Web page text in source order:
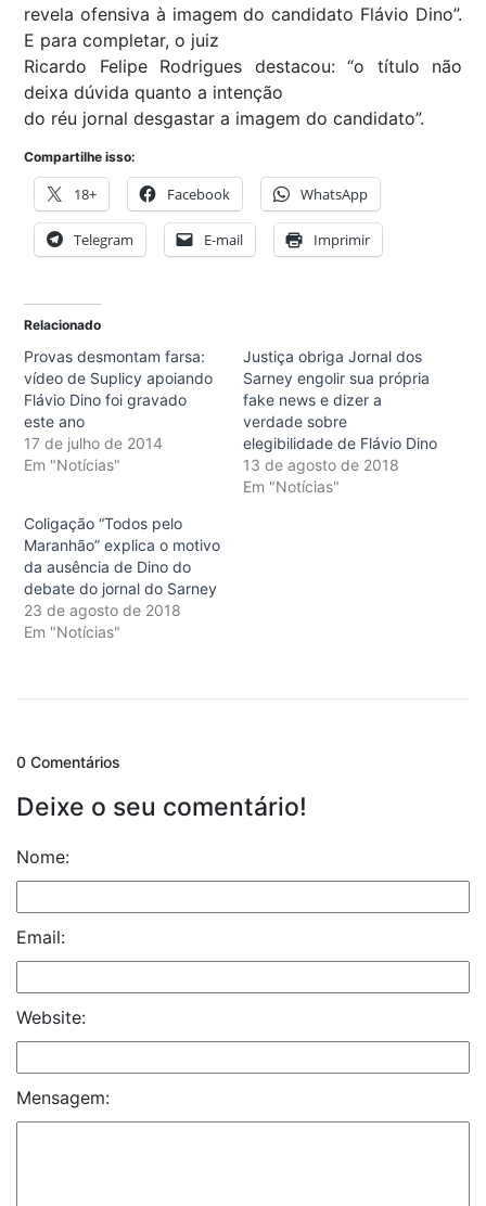
revela ofensiva à imagem do candidato Flávio Dino”.
E para completar, o juiz
Ricardo Felipe Rodrigues destacou: “o título não
deixa dúvida quanto a intenção
do réu jornal desgastar a imagem do candidato”.
Compartilhe isso:
18+ Facebook WhatsApp
Telegram E-mail Imprimir
Relacionado
Provas desmontam farsa:
vídeo de Suplicy apoiando
Flávio Dino foi gravado
este ano
17 de julho de 2014
Em "Notícias"
Justiça obriga Jornal dos
Sarney engolir sua própria
fake news e dizer a
verdade sobre
elegibilidade de Flávio Dino
13 de agosto de 2018
Em "Notícias"
Coligação “Todos pelo
Maranhão” explica o motivo
da ausência de Dino do
debate do jornal do Sarney
23 de agosto de 2018
Em "Notícias"
0 Comentários
Deixe o seu comentário!
Nome:
Email:
Website:
Mensagem: